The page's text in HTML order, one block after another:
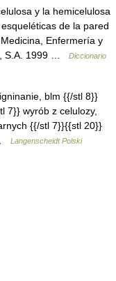
y la hemicelulosa
de la pared
Enfermería y
S.A. 1999 …
Diccionario
blm {{/stl 8}}
7}} wyrób z celulozy,
{{/stl 7}}{{stl 20}}
Langenscheidt Polski